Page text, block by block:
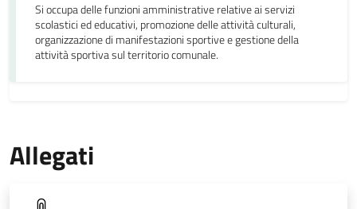
Si occupa delle funzioni amministrative relative ai servizi
scolastici ed educativi, promozione delle attività culturali,
organizzazione di manifestazioni sportive e gestione della
attività sportiva sul territorio comunale.
Allegati